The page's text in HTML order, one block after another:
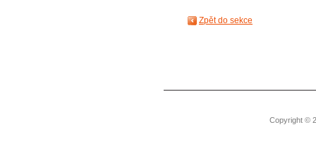
Zpět do sekce
Copyright ©